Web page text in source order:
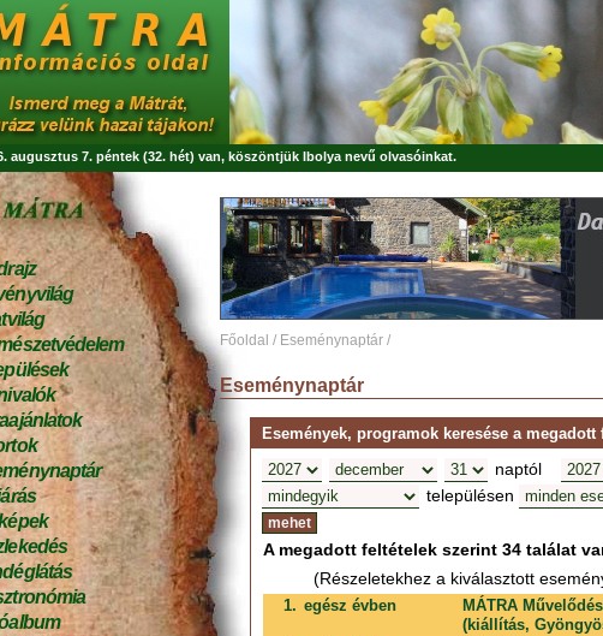
augusztus 7. péntek (32. hét) van, köszöntjük Ibolya nevű olvasóinkat.
Főoldal / Eseménynaptár /
Eseménynaptár
Események, programok keresése a megadott
naptól
településen
A megadott feltételek szerint 34 találat
(Részeletekhez a kiválasztott
1. egész évben
MÁTRA
(kiállítás,